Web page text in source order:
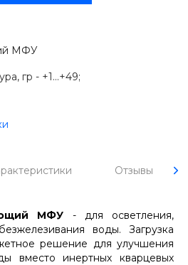
МФУ
гр - +1...+49;
Отзывы
МФУ - для осветления,
воды. Загрузка
решение для улучшения
вместо инертных кварцевых